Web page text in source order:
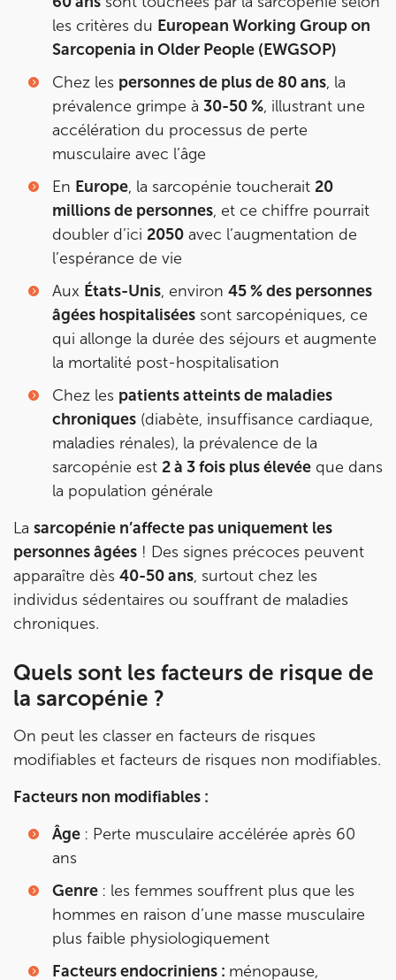
les critères du European Working Group on
Sarcopenia in Older People (EWGSOP)
Chez les personnes de plus de 80 ans, la
prévalence grimpe à 30-50 %, illustrant une
accélération du processus de perte
musculaire avec l’âge
En Europe, la sarcopénie toucherait 20
millions de personnes, et ce chiffre pourrait
doubler d’ici 2050 avec l’augmentation de
l’espérance de vie
Aux États-Unis, environ 45 % des personnes
âgées hospitalisées sont sarcopéniques, ce
qui allonge la durée des séjours et augmente
la mortalité post-hospitalisation
Chez les patients atteints de maladies
chroniques (diabète, insuffisance cardiaque,
maladies rénales), la prévalence de la
sarcopénie est 2 à 3 fois plus élevée que dans
la population générale
La sarcopénie n’affecte pas uniquement les
personnes âgées ! Des signes précoces peuvent
apparaître dès 40-50 ans, surtout chez les
individus sédentaires ou souffrant de maladies
chroniques.
Quels sont les facteurs de risque de
la sarcopénie ?
On peut les classer en facteurs de risques
modifiables et facteurs de risques non modifiables.
Facteurs non modifiables :
Âge : Perte musculaire accélérée après 60
ans
Genre : les femmes souffrent plus que les
hommes en raison d’une masse musculaire
plus faible physiologiquement
Facteurs endocriniens : ménopause,
74 Bd Haussmann 75008 Paris
Prenez RDV sur
Prenez RDV sur
IK MORANGIS
85 Av. de Balzac 91420 Morangis
01 64 48 35 84
Prenez RDV sur
Prenez RDV sur
IK MEUDON
8 Rue de Paris 92190 Meudon
01 40 95 01 09
Prenez RDV sur
Prenez RDV sur